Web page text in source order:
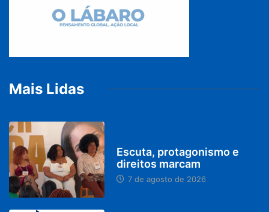
Mais Lidas
Escuta, protagonismo e
direitos marcam
7 de agosto de 2026